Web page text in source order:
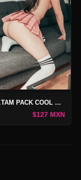
DONE.TAM PACK COOL BREEZE
$127 MXN